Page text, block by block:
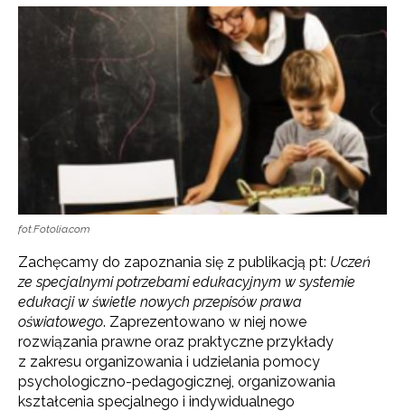
fot.Fotolia.com
Zachęcamy do zapoznania się z publikacją pt: Uczeń
ze specjalnymi potrzebami edukacyjnym w systemie
edukacji w świetle nowych przepisów prawa
oświatowego. Zaprezentowano w niej nowe
rozwiązania prawne oraz praktyczne przykłady
z zakresu organizowania i udzielania pomocy
psychologiczno-pedagogicznej, organizowania
kształcenia specjalnego i indywidualnego